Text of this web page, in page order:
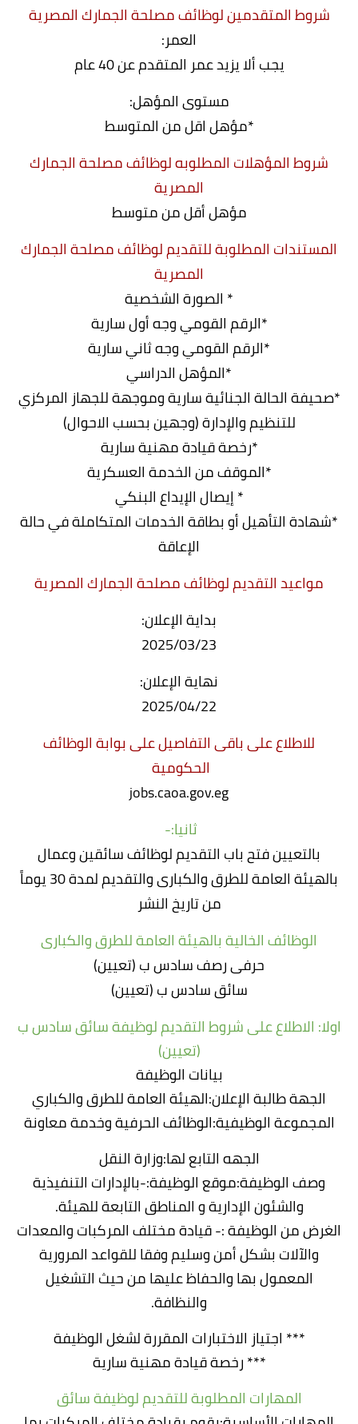
شروط المتقدمين لوظائف مصلحة الجمارك المصرية
العمر:
يجب ألا يزيد عمر المتقدم عن 40 عام
مستوى المؤهل:
*مؤهل اقل من المتوسط
شروط المؤهلات المطلوبه لوظائف مصلحة الجمارك
المصرية
مؤهل أقل من متوسط
المستندات المطلوبة للتقديم لوظائف مصلحة الجمارك
المصرية
* الصورة الشخصية
*الرقم القومي وجه أول سارية
*الرقم القومي وجه ثاني سارية
*المؤهل الدراسي
*صحيفة الحالة الجنائية سارية وموجهة للجهاز المركزي
للتنظيم والإدارة (وجهين بحسب الاحوال)
*رخصة قيادة مهنية سارية
*الموقف من الخدمة العسكرية
* إيصال الإيداع البنكي
*شهادة التأهيل أو بطاقة الخدمات المتكاملة في حالة
الإعاقة
مواعيد التقديم لوظائف مصلحة الجمارك المصرية
بداية الإعلان:
2025/03/23
نهاية الإعلان:
2025/04/22
للاطلاع على باقى التفاصيل على بوابة الوظائف
الحكومية
jobs.caoa.gov.eg
ثانيا:-
بالتعيين فتح باب التقديم لوظائف سائقين وعمال
بالهيئة العامة للطرق والكبارى والتقديم لمدة 30 يوماً
من تاريخ النشر
الوظائف الخالية بالهيئة العامة للطرق والكبارى
حرفى رصف سادس ب (تعيين)
سائق سادس ب (تعيين)
اولا: الاطلاع على شروط التقديم لوظيفة سائق سادس ب
(تعيين)
بيانات الوظيفة
الجهة طالبة الإعلان:الهيئة العامة للطرق والكباري
المجموعة الوظيفية:الوظائف الحرفية وخدمة معاونة
الجهه التابع لها:وزارة النقل
وصف الوظيفة:موقع الوظيفة:-بالإدارات التنفيذية
والشئون الإدارية و المناطق التابعة للهيئة.
الغرض من الوظيفة :- قيادة مختلف المركبات والمعدات
والآلات بشكل أمن وسليم وفقا للقواعد المرورية
المعمول بها والحفاظ عليها من حيث التشغيل
والنظافة.
*** اجتياز الاختبارات المقررة لشغل الوظيفة
*** رخصة قيادة مهنية سارية
المهارات المطلوبة للتقديم لوظيفة سائق